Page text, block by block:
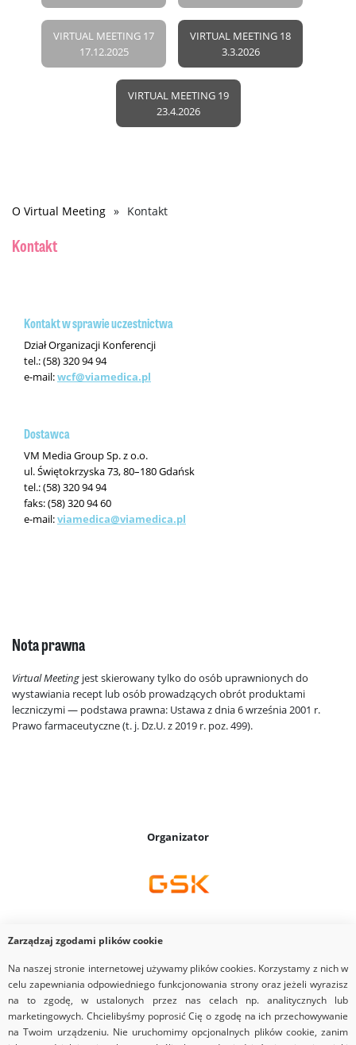
VIRTUAL MEETING 17
17.12.2025
VIRTUAL MEETING 18
3.3.2026
VIRTUAL MEETING 19
23.4.2026
Ścieżka
nawigacyjna
O Virtual Meeting Kontakt
Kontakt
Kontakt w sprawie uczestnictwa
Dział Organizacji Konferencji
tel.: (58) 320 94 94
e-mail:wcf@viamedica.pl
Dostawca
VM Media Group Sp. z o.o.
ul. Świętokrzyska 73, 80–180 Gdańsk
tel.: (58) 320 94 94
faks: (58) 320 94 60
e-mail:viamedica@viamedica.pl
Nota prawna
Virtual Meeting jest skierowany tylko do osób uprawnionych do
wystawiania recept lub osób prowadzących obrót produktami
leczniczymi — podstawa prawna: Ustawa z dnia 6 września 2001 r.
Prawo farmaceutyczne (t. j. Dz.U. z 2019 r. poz. 499).
Organizator
Zarządzaj zgodami plików cookie
Na naszej stronie internetowej używamy plików cookies. Korzystamy z nich w
celu zapewniania odpowiedniego funkcjonowania strony oraz jeżeli wyrazisz
na to zgodę, w ustalonych przez nas celach np. analitycznych lub
marketingowych. Chcielibyśmy poprosić Cię o zgodę na ich przechowywanie
na Twoim urządzeniu. Nie uruchomimy opcjonalnych plików cookie, zanim